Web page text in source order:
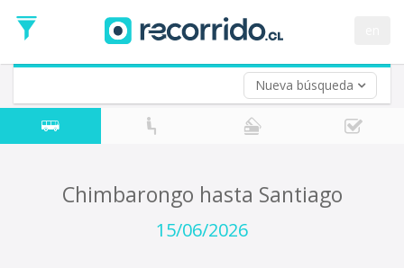
Nueva búsqueda
de
Ida
Vuelta (opcional)
Fecha
de
Chimbarongo hasta Santiago
15/06/2026